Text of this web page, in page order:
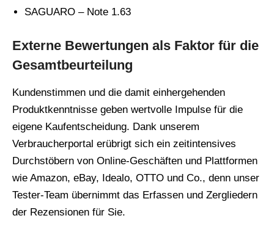
SAGUARO – Note 1.63
Externe Bewertungen als Faktor für die
Gesamtbeurteilung
Kundenstimmen und die damit einhergehenden
Produktkenntnisse geben wertvolle Impulse für die
eigene Kaufentscheidung. Dank unserem
Verbraucherportal erübrigt sich ein zeitintensives
Durchstöbern von Online-Geschäften und Plattformen
wie Amazon, eBay, Idealo, OTTO und Co., denn unser
Tester-Team übernimmt das Erfassen und Zergliedern
der Rezensionen für Sie.